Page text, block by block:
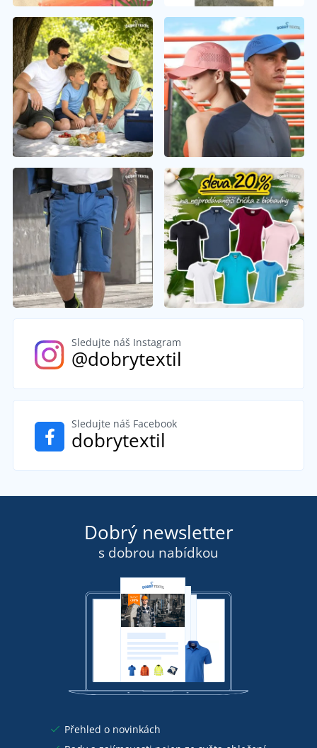
Sledujte náš Instagram
@dobrytextil
Sledujte náš Facebook
dobrytextil
Dobrý newsletter
s dobrou nabídkou
Přehled o novinkách